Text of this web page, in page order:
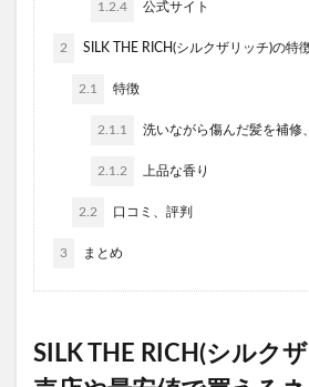
1.2.4 公式サイト
2 SILK THE RICH(シルクザリッチ)の特
2.1 特徴
2.1.1 洗いながら傷んだ髪を補修
2.1.2 上品な香り
2.2 口コミ、評判
3 まとめ
SILK THE RICH(シルク